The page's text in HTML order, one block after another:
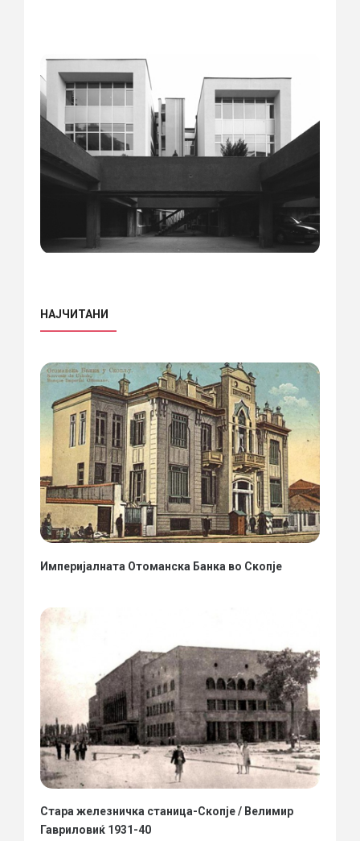
НАЈЧИТАНИ
Империјалната Отоманска Банка во Скопје
Стара железничка станица-Скопје / Велимир
Гавриловиќ 1931-40